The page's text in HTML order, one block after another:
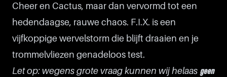
Cheer en Cactus, maar dan vervormd tot een
hedendaagse, rauwe chaos. F.I.X. is een
vijfkoppige wervelstorm die blijft draaien en je
trommelvliezen genadeloos test.
Let op: wegens grote vraag kunnen wij helaas geen